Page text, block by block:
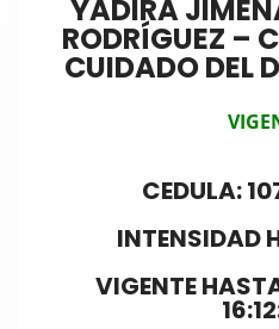
YADIRA
RODRÍGUEZ –
CUIDADO DEL
CEDULA:
INTENSIDAD
VIGENTE